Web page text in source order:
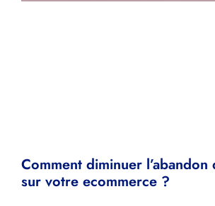
Comment diminuer l’abandon
sur votre ecommerce ?